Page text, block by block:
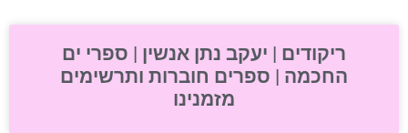
ריקודים | יעקב נתן אנשין | ספרי ים
החכמה | ספרים חוברות ותרשימים
מזמנינו